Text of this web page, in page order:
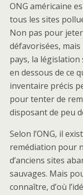
ONG américaine
tous les sites
Non pas pour
défavorisées, mais
pays, la
en dessous de ce
inventaire précis
pour tenter de
disposant de peu
Selon l’ONG, il
remédiation pour
d’anciens sites
sauvages. Mais
connaître, d’où